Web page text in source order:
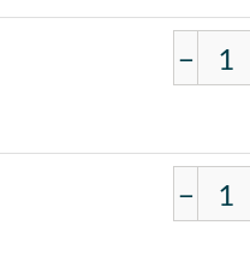
−
−